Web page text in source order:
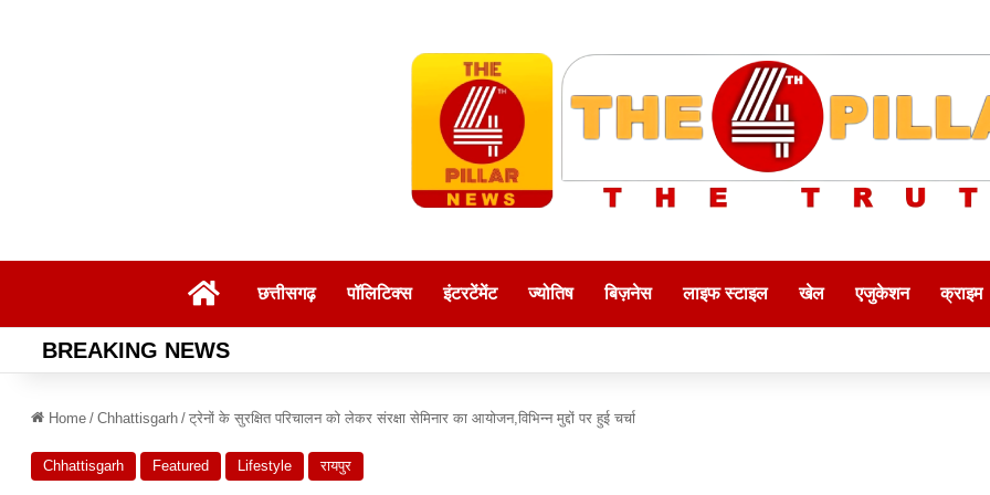
Homeछत्तीसगढ़ पॉलिटिक्स इंटरटेंमेंट ज्योतिष बिज़नेस लाइफ स्टाइल खेल एजुकेशन क्राइम
BREAKING NEWS
Home / Chhattisgarh / ट्रेनों के सुरक्षित परिचालन को लेकर संरक्षा सेमिनार का आयोजन,विभिन्न मुद्दों पर हुई चर्चा
Chhattisgarh Featured Lifestyle रायपुर